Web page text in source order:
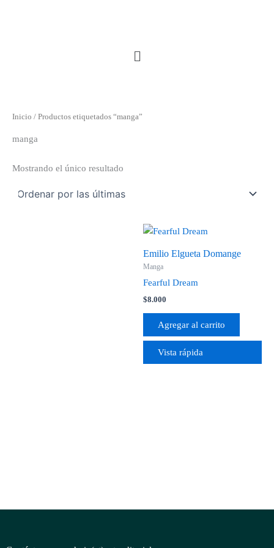
Menú
Inicio / Productos etiquetados “manga”
manga
Mostrando el único resultado
Emilio Elgueta Domange
Manga
Fearful Dream
$8.000
Agregar al carrito
Vista rápida